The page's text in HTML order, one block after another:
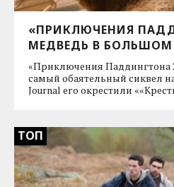
«ПРИКЛЮЧЕНИЯ
МЕДВЕДЬ В БОЛЬШОМ
«Приключения Паддингтона
самый обаятельный сиквел
Journal его окрестили
ТОП